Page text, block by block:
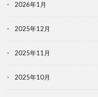
2026年1月
2025年12月
2025年11月
2025年10月